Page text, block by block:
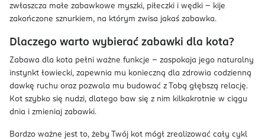
zwłaszcza małe zabawkowe myszki, piłeczki i wędki – kije
zakończone sznurkiem, na którym zwisa jakaś zabawka.
Dlaczego warto wybierać zabawki dla kota?
Zabawa dla kota pełni ważne funkcje – zaspokaja jego naturalny
instynkt łowiecki, zapewnia mu konieczną dla zdrowia codzienną
dawkę ruchu oraz pozwala mu budować z Tobą głębszą relację.
Kot szybko się nudzi, dlatego baw się z nim kilkakrotnie w ciągu
dnia i zmieniaj zabawki.
Bardzo ważne jest to, żeby Twój kot mógł zrealizować cały cykl